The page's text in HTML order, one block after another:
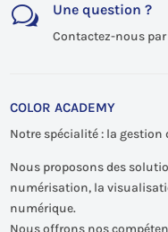
w Une question ?
Contactez-nous
COLOR ACADEMY
Notre spécialité : la gestion
Nous proposons des
numérisation, la
numérique.
Nous offrons nos